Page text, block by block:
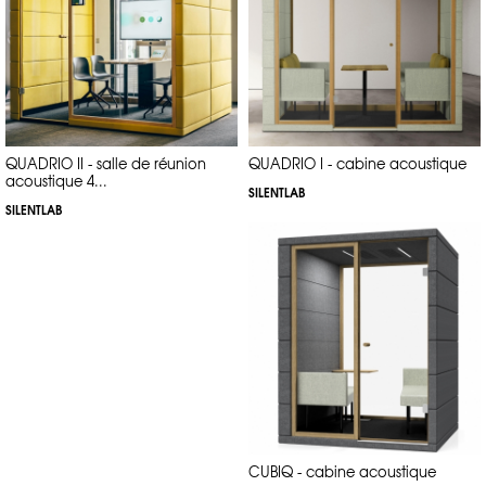
Les bureaux en open space sont souvent synonymes de distractions
sonores constantes. Pour améliorer l’acoustique dans un tel
environnement, l’installation de
ou de
modulablesest essentielle. Ces solutions permettent de créer des
zones de travail isolées, tout en réduisant le bruit global dans l’espace.
Les
panneaux acoustiquespeuvent également être utilisés pour traiter
les murs et les plafonds, limitant ainsi la réverbération du son.
2. Optimiser un espace de coworking
Les espaces de coworking partagent souvent des caractéristiques
similaires aux bureaux en open space, avec des niveaux de bruit
variables en fonction des activités. Ici, lespods acoustiqueset
sont des solutions particulièrement adaptées. En
permettant de délimiter des espaces de travail plus ou moins ouverts,
ces produits garantissent que chaque utilisateur bénéficie de la
tranquillité nécessaire à son travail. De plus, les
panneaux muraux
permettent de traiter les bruits ambiants
tout en ajoutant une touche de design à l’espace.
3. Améliorer l’acoustique pour des événements
Lors de grands événements, tels que des conférences ou des salons, il
est crucial de gérer les niveaux sonores pour garantir la clarté des
cloisons insonorisanteset lestotems acoustiques
QUADRIO II - salle de réunion
acoustique 4...
SILENTLAB
QUADRIO I - cabine acoustique
SILENTLAB
CUBIQ - cabine acoustique